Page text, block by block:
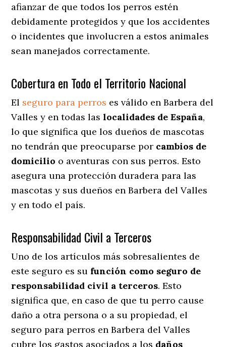
afianzar de que todos los perros estén
debidamente protegidos y que los accidentes
o incidentes que involucren a estos animales
sean manejados correctamente.
Cobertura en Todo el Territorio Nacional
El seguro para perros es válido en Barbera del
Valles y en todas laslocalidades de España,
lo que significa que los dueños de mascotas
no tendrán que preocuparse por cambios de
domicilio o aventuras con sus perros. Esto
asegura una protección duradera para las
mascotas y sus dueños en Barbera del Valles
y en todo el país.
Responsabilidad Civil a Terceros
Uno de los artículos más sobresalientes de
este seguro es su función como seguro de
responsabilidad civil a terceros. Esto
significa que, en caso de que tu perro cause
daño a otra persona o a su propiedad, el
seguro para perros en Barbera del Valles
cubre los gastos asociados a los daños